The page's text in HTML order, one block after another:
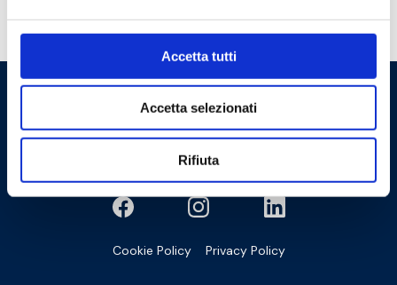
Accetta tutti
Accetta selezionati
Rifiuta
Hai bisogno di aiuto?
Cookie Policy Privacy Policy